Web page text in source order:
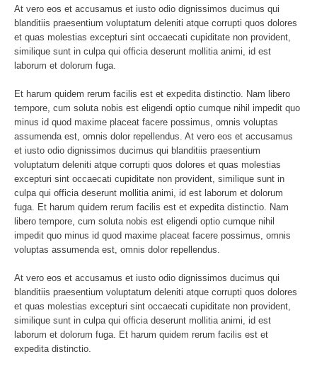
At vero eos et accusamus et iusto odio dignissimos ducimus qui
blanditiis praesentium voluptatum deleniti atque corrupti quos dolores
et quas molestias excepturi sint occaecati cupiditate non provident,
similique sunt in culpa qui officia deserunt mollitia animi, id est
laborum et dolorum fuga.
Et harum quidem rerum facilis est et expedita distinctio. Nam libero
tempore, cum soluta nobis est eligendi optio cumque nihil impedit quo
minus id quod maxime placeat facere possimus, omnis voluptas
assumenda est, omnis dolor repellendus. At vero eos et accusamus
et iusto odio dignissimos ducimus qui blanditiis praesentium
voluptatum deleniti atque corrupti quos dolores et quas molestias
excepturi sint occaecati cupiditate non provident, similique sunt in
culpa qui officia deserunt mollitia animi, id est laborum et dolorum
fuga. Et harum quidem rerum facilis est et expedita distinctio. Nam
libero tempore, cum soluta nobis est eligendi optio cumque nihil
impedit quo minus id quod maxime placeat facere possimus, omnis
voluptas assumenda est, omnis dolor repellendus.
At vero eos et accusamus et iusto odio dignissimos ducimus qui
blanditiis praesentium voluptatum deleniti atque corrupti quos dolores
et quas molestias excepturi sint occaecati cupiditate non provident,
similique sunt in culpa qui officia deserunt mollitia animi, id est
laborum et dolorum fuga. Et harum quidem rerum facilis est et
expedita distinctio.